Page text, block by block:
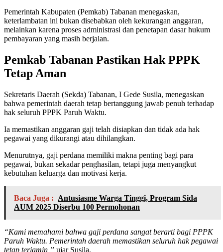
Pemerintah Kabupaten (Pemkab) Tabanan menegaskan,
keterlambatan ini bukan disebabkan oleh kekurangan anggaran,
melainkan karena proses administrasi dan penetapan dasar hukum
pembayaran yang masih berjalan.
Pemkab Tabanan Pastikan Hak PPPK
Tetap Aman
Sekretaris Daerah (Sekda) Tabanan, I Gede Susila, menegaskan
bahwa pemerintah daerah tetap bertanggung jawab penuh terhadap
hak seluruh PPPK Paruh Waktu.
Ia memastikan anggaran gaji telah disiapkan dan tidak ada hak
pegawai yang dikurangi atau dihilangkan.
Menurutnya, gaji perdana memiliki makna penting bagi para
pegawai, bukan sekadar penghasilan, tetapi juga menyangkut
kebutuhan keluarga dan motivasi kerja.
Baca Juga : Antusiasme Warga Tinggi, Program Sida
AUM 2025 Diserbu 100 Permohonan
“Kami memahami bahwa gaji perdana sangat berarti bagi PPPK
Paruh Waktu. Pemerintah daerah memastikan seluruh hak pegawai
tetap terjamin,” ujar Susila.